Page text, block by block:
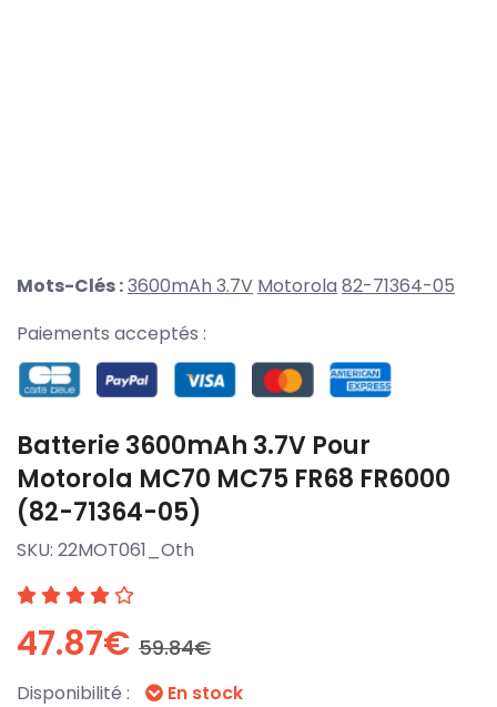
Mots-Clés :3600mAh 3.7V Motorola 82-71364-05
Paiements acceptés :
Batterie 3600mAh 3.7V Pour
Motorola MC70 MC75 FR68 FR6000
(82-71364-05)
SKU: 22MOT061_Oth
47.87€ 59.84€
Disponibilité : En stock